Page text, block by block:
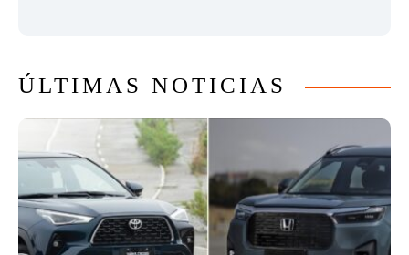
ÚLTIMAS NOTICIAS